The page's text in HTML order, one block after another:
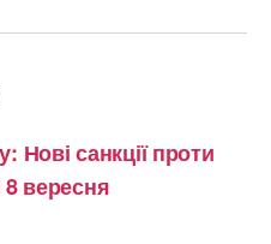
Нові санкції проти
8 вересня